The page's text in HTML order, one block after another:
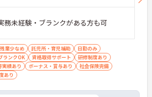
休暇や、ご家族の介護休暇・短縮
されています。ライフステージ
を活用しながら長く働き続けら
しい職場です。
務未経験・ブランクがある方も可
残業少なめ 託児所・育児補助
日勤のみ
ランクOK 資格取得サポート
研修制度あり
績あり
ボーナス・賞与あり
社会保険完備
あり